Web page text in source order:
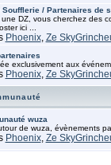
Soufflerie / Partenaires de
une DZ, vous cherchez des
ici ...
Phoenix, Ze
exclusivement aux
Phoenix, Ze
wuza
de wuza, évènements
Phoenix, Ze